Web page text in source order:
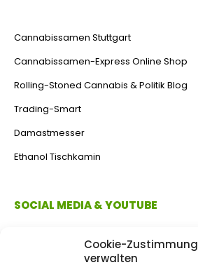
Cookie-Zustimmung
verwalten
Cannabissamen Stuttgart
Cannabissamen-Express Online Shop
Rolling-Stoned Cannabis & Politik Blog
Trading-Smart
Damastmesser
Ethanol Tischkamin
SOCIAL MEDIA & YOUTUBE